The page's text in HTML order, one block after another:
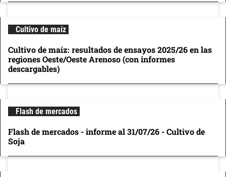
Cultivo de maíz
Cultivo de maíz: resultados de ensayos 2025/26 en las
regiones Oeste/Oeste Arenoso (con informes
descargables)
Flash de mercados
Flash de mercados - informe al 31/07/26 - Cultivo de
Soja